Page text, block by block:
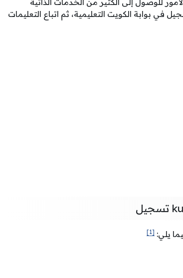
في بوابة الكويت التعليمية، ثم اتباع التعليمات
يلي: [1]